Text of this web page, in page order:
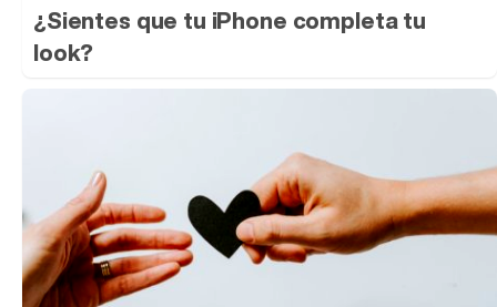
¿Sientes que tu iPhone completa tu
look?